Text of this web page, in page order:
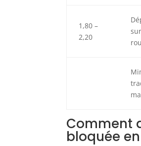
1,80 –
2,20
Comment
bloquée